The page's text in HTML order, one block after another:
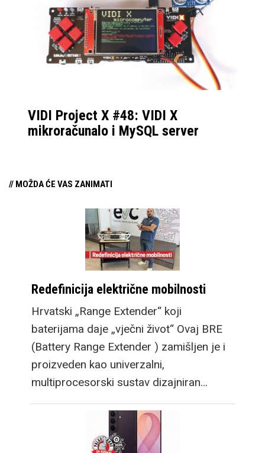
VIDI Project X #48: VIDI X
mikroračunalo i MySQL server
// MOŽDA ĆE VAS ZANIMATI
Redefinicija električne mobilnosti
Hrvatski „Range Extender“ koji
baterijama daje „vječni život“ Ovaj BRE
(Battery Range Extender ) zamišljen je i
proizveden kao univerzalni,
multiprocesorski sustav dizajniran…